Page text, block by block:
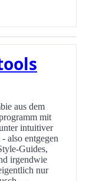
aus dem
mit
intuitiver
also entgegen
Guides,
irgendwie
nur